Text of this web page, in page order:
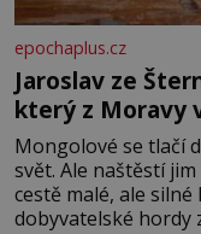
epochaplus.cz
Jaroslav ze
který z Moravy
Mongolové se tlačí
svět. Ale naštěstí
cestě malé, ale
dobyvatelské hordy